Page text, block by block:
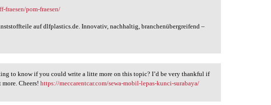
fraesen/pom-fraesen/
auf dlfplastics.de. Innovativ, nachhaltig, branchenübergreifend –
to know if you could write a litte more on this topic? I’d be very thankful if
Cheers!https://meccarentcar.com/sewa-mobil-lepas-kunci-surabaya/